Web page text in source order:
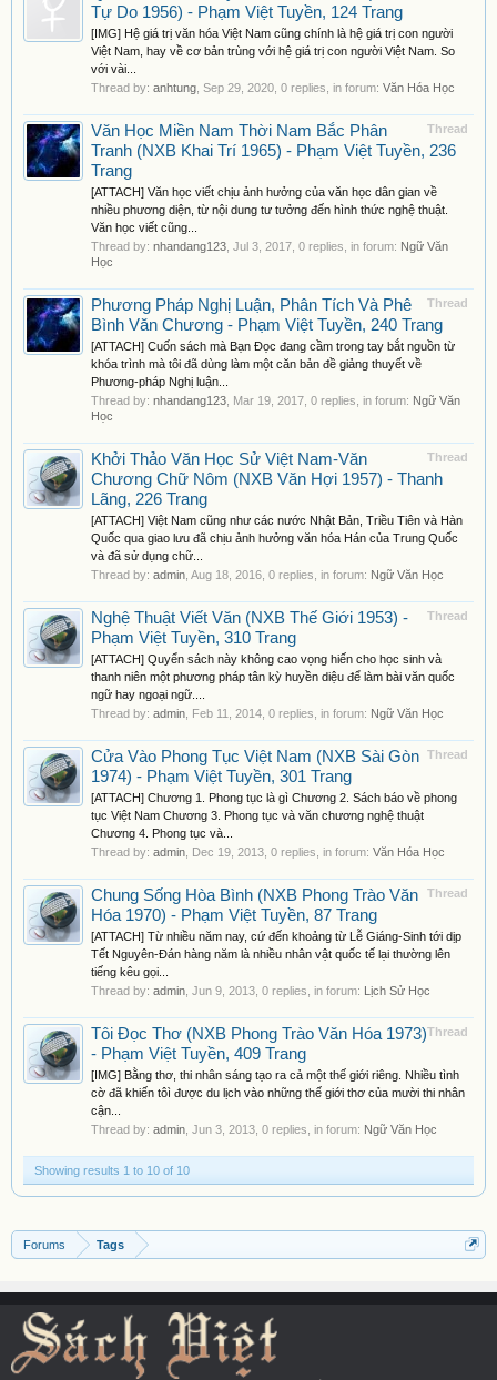
Tự Do 1956) - Phạm Việt Tuyền, 124 Trang
[IMG] Hệ giá trị văn hóa Việt Nam cũng chính là hệ giá trị con người
Việt Nam, hay về cơ bản trùng với hệ giá trị con người Việt Nam. So
với vài...
Thread by: anhtung Sep 29, 2020 , 0 replies, in forum: Văn Hóa Học
Thread
Văn Học Miền Nam Thời Nam Bắc Phân
Tranh (NXB Khai Trí 1965) - Phạm Việt Tuyền, 236
Trang
[ATTACH] Văn học viết chịu ảnh hưởng của văn học dân gian về
nhiều phương diện, từ nội dung tư tưởng đến hình thức nghệ thuật.
Văn học viết cũng...
Thread by: nhandang123 Jul 3, 2017 , 0 replies, in forum: Ngữ Văn
Học
Thread
Phương Pháp Nghị Luận, Phân Tích Và Phê
Bình Văn Chương - Phạm Việt Tuyền, 240 Trang
[ATTACH] Cuốn sách mà Bạn Đọc đang cầm trong tay bắt nguồn từ
khóa trình mà tôi đã dùng làm một căn bản đề giảng thuyết về
Phương-pháp Nghị luận...
Thread by: nhandang123 Mar 19, 2017 , 0 replies, in forum: Ngữ Văn
Học
Thread
Khởi Thảo Văn Học Sử Việt Nam-Văn
Chương Chữ Nôm (NXB Văn Hợi 1957) - Thanh
Lãng, 226 Trang
[ATTACH] Việt Nam cũng như các nước Nhật Bản, Triều Tiên và Hàn
Quốc qua giao lưu đã chịu ảnh hưởng văn hóa Hán của Trung Quốc
và đã sử dụng chữ...
Thread by: admin Aug 18, 2016 , 0 replies, in forum: Ngữ Văn Học
Thread
Nghệ Thuật Viết Văn (NXB Thế Giới 1953) -
Phạm Việt Tuyền, 310 Trang
[ATTACH] Quyển sách này không cao vọng hiến cho học sinh và
thanh niên một phương pháp tân kỳ huyền diệu để làm bài văn quốc
ngữ hay ngoại ngữ....
Thread by: admin Feb 11, 2014 , 0 replies, in forum: Ngữ Văn Học
Thread
Cửa Vào Phong Tục Việt Nam (NXB Sài Gòn
1974) - Phạm Việt Tuyền, 301 Trang
[ATTACH] Chương 1. Phong tục là gì Chương 2. Sách báo về phong
tục Việt Nam Chương 3. Phong tục và văn chương nghệ thuật
Chương 4. Phong tục và...
Thread by: admin Dec 19, 2013 , 0 replies, in forum: Văn Hóa Học
Thread
Chung Sống Hòa Bình (NXB Phong Trào Văn
Hóa 1970) - Phạm Việt Tuyền, 87 Trang
[ATTACH] Từ nhiều năm nay, cứ đến khoảng từ Lễ Giáng-Sinh tới dịp
Tết Nguyên-Đán hàng năm là nhiều nhân vật quốc tế lại thường lên
tiếng kêu gọi...
Thread by: admin Jun 9, 2013 , 0 replies, in forum: Lịch Sử Học
Thread
Tôi Đọc Thơ (NXB Phong Trào Văn Hóa 1973)
- Phạm Việt Tuyền, 409 Trang
[IMG] Bằng thơ, thi nhân sáng tạo ra cả một thế giới riêng. Nhiều tình
cờ đã khiến tôì được du lịch vào những thế giới thơ của mười thi nhân
cận...
Thread by: admin Jun 3, 2013 , 0 replies, in forum: Ngữ Văn Học
Showing results 1 to 10 of 10
Forums Tags